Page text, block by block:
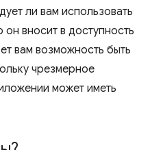
ли вам использовать
вносит в доступность
вам возможность быть
чрезмерное
может иметь